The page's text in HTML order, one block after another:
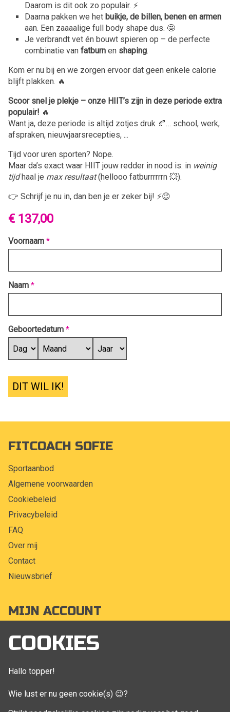
COOKIES
Hallo topper!
Wie lust er nu geen cookie(s) 😉?
Daarom is dit ook zo populair. ⚡️
Daarna pakken we het buikje, de billen, benen en armen
aan. Een zaaaalige full body shape dus. 🤩
Je verbrandt vet én bouwt spieren op – de perfecte
combinatie van fatburn en shaping.
Kom er nu bij en we zorgen ervoor dat geen enkele calorie
blijft plakken. 🔥
Scoor snel je plekje – onze HIIT’s zijn in deze periode extra
populair! 🔥
Want ja, deze periode is altijd zotjes druk 🍂… school, werk,
afspraken, nieuwjaarsrecepties, ...
Tijd voor uren sporten? Nope.
Maar da’s exact waar HIIT jouw redder in nood is: in weinig
tijdhaal je max resultaat(hellooo fatburrrrrrn 💥).
👉 Schrijf je nu in, dan ben je er zeker bij! ⚡😉
€ 137,00
Voornaam *
Naam *
Geboortedatum *
DIT WIL IK!
FITCOACH SOFIE
Sportaanbod
Algemene voorwaarden
Cookiebeleid
Privacybeleid
FAQ
Over mij
Contact
Nieuwsbrief
MIJN ACCOUNT
Mijn account
Bestellingen
Aankoop beheren